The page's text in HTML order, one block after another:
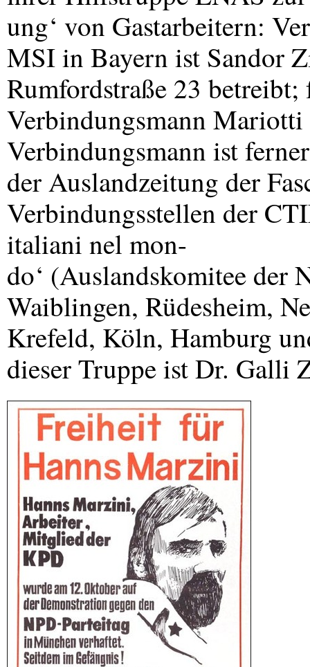
ung‘ von Gastarbeitern:
MSIin Bayern ist Sandor
Rumfordstraße 23
Verbindungsmann Mariotti
Verbindungsmann ist
der Auslandzeitung der
Verbindungsstellen der
italiani nel mon-
do‘ (Auslandskomitee der
Waiblingen, Rüdesheim,
Krefeld, Köln, Hamburg
dieser Truppe ist Dr. Galli